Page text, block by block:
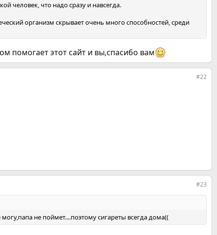
человек, что надо сразу и навсегда.
организм скрывает очень много способностей, среди
помогает этот сайт и вы,спасибо вам
#22
#23
не поймет....поэтому сигареты всегда дома((